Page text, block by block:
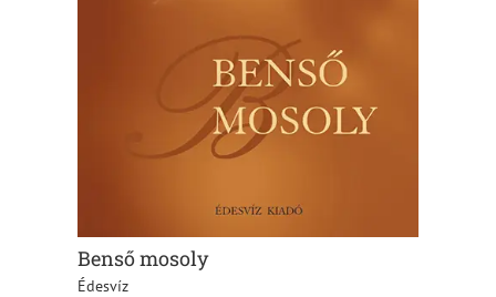
Benső mosoly
Édesvíz